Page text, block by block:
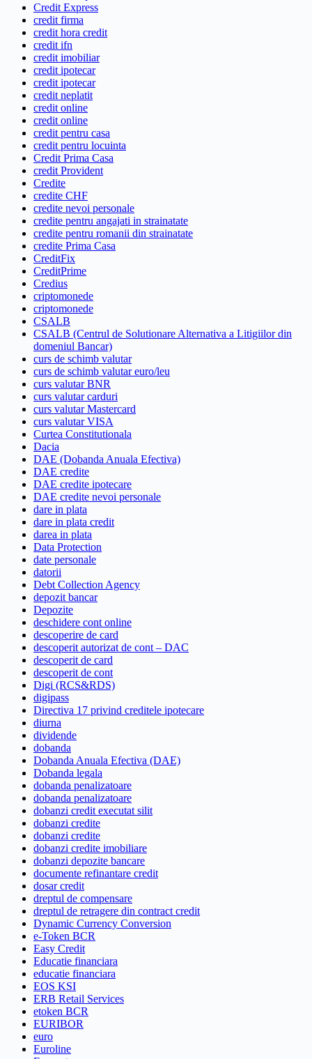
Credit Express
credit firma
credit hora credit
credit ifn
credit imobiliar
credit ipotecar
credit ipotecar
credit neplatit
credit online
credit online
credit pentru casa
credit pentru locuinta
Credit Prima Casa
credit Provident
Credite
credite CHF
credite nevoi personale
credite pentru angajati in strainatate
credite pentru romanii din strainatate
credite Prima Casa
CreditFix
CreditPrime
Credius
criptomonede
criptomonede
CSALB
CSALB (Centrul de Solutionare Alternativa a Litigiilor din
domeniul Bancar)
curs de schimb valutar
curs de schimb valutar euro/leu
curs valutar BNR
curs valutar carduri
curs valutar Mastercard
curs valutar VISA
Curtea Constitutionala
Dacia
DAE (Dobanda Anuala Efectiva)
DAE credite
DAE credite ipotecare
DAE credite nevoi personale
dare in plata
dare in plata credit
darea in plata
Data Protection
date personale
datorii
Debt Collection Agency
depozit bancar
Depozite
deschidere cont online
descoperire de card
descoperit autorizat de cont – DAC
descoperit de card
descoperit de cont
Digi (RCS&RDS)
digipass
Directiva 17 privind creditele ipotecare
diurna
dividende
dobanda
Dobanda Anuala Efectiva (DAE)
Dobanda legala
dobanda penalizatoare
dobanda penalizatoare
dobanzi credit executat silit
dobanzi credite
dobanzi credite
dobanzi credite imobiliare
dobanzi depozite bancare
documente refinantare credit
dosar credit
dreptul de compensare
dreptul de retragere din contract credit
Dynamic Currency Conversion
e-Token BCR
Easy Credit
Educatie financiara
educatie financiara
EOS KSI
ERB Retail Services
etoken BCR
EURIBOR
euro
Euroline